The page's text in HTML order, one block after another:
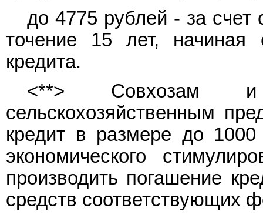
до 4775 рублей - за
точение 15 лет, начиная
кредита.
<**> Совхозам и
сельскохозяйственным
кредит в размере до
экономического
производить погашение
средств соответствующих